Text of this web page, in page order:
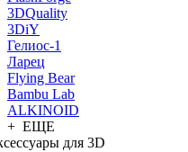
3DQuality
3DiY
Гелиос-1
Ларец
Flying Bear
Bambu Lab
ALKINOID
+ ЕЩЕ